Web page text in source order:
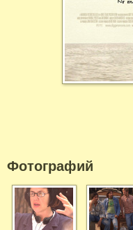
Фотографий